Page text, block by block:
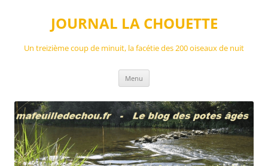
JOURNAL LA CHOUETTE
Un treizième coup de minuit, la facétie des 200 oiseaux de nuit
Menu